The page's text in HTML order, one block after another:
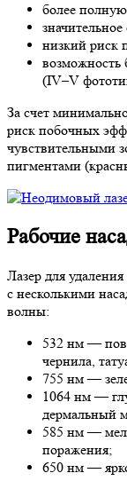
более
низкий риск
возможность
(IV–V
За счет
риск побочных
чувствительными
пигментами
Рабочие
Лазер для
с несколькими
волны:
532 нм —
чернила,
755 нм —
1064 нм —
дермальный
585 нм —
поражения;
650 нм —